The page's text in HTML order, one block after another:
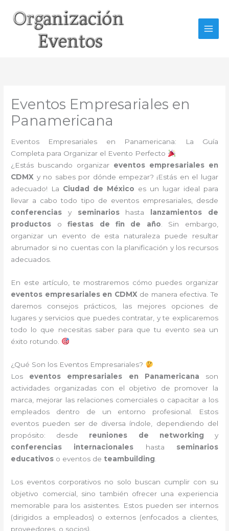
contenido
Eventos Empresariales en
Panamericana
Eventos Empresariales en Panamericana: La Guía
Completa para Organizar el Evento Perfecto
¿Estás buscando organizar eventos empresariales en
CDMX y no sabes por dónde empezar? ¡Estás en el lugar
adecuado! La Ciudad de México es un lugar ideal para
llevar a cabo todo tipo de eventos empresariales, desde
conferencias y seminarioshasta
lanzamientos de
productos ofiestas de fin de año. Sin embargo,
organizar un evento de esta naturaleza puede resultar
abrumador si no cuentas con la planificación y los recursos
adecuados.
En este artículo, te mostraremos cómo puedes organizar
eventos empresariales en CDMX de manera efectiva. Te
daremos consejos prácticos, las mejores opciones de
lugares y servicios que puedes contratar, y te explicaremos
todo lo que necesitas saber para que tu evento sea un
éxito rotundo.
¿Qué Son los Eventos Empresariales?
Los eventos empresariales en Panamericana son
actividades organizadas con el objetivo de promover la
marca, mejorar las relaciones comerciales o capacitar a los
empleados dentro de un entorno profesional. Estos
eventos pueden ser de diversa índole, dependiendo del
propósito: desde reuniones de networking y
conferencias internacionales hasta seminarios
educativos o eventos de teambuilding
Los eventos corporativos no solo buscan cumplir con su
objetivo comercial, sino también ofrecer una experiencia
memorable para los asistentes. Estos pueden ser internos
(dirigidos a empleados) o externos (enfocados a clientes,
proveedores, o socios).